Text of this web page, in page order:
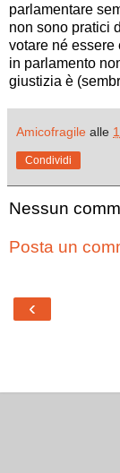
parlamentare
non sono pratici
votare né essere
in parlamento
giustizia è
Amicofragile alle
Condividi
Nessun
Posta un
‹